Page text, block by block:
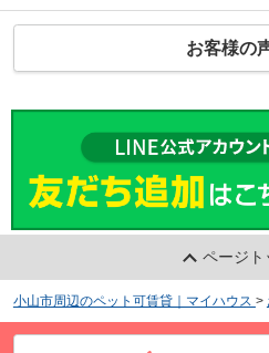
お客様の
ページト
小山市周辺のペット可賃貸｜マイハウス >